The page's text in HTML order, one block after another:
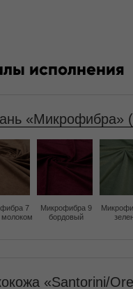
исполнения
«Микрофибра»
7
молоком
Микрофибра 9
бордовый
«Santorini/